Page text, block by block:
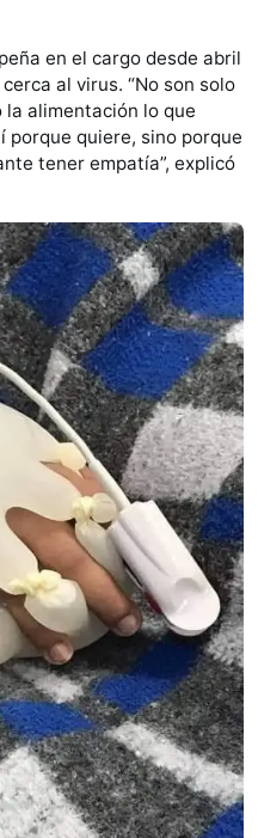
en el cargo desde abril
al virus. “No son solo
la alimentación lo que
porque quiere, sino porque
tener empatía”, explicó